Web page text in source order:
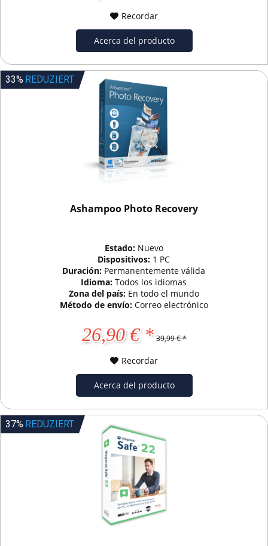
Recordar
Acerca del producto
33% REDUZIERT
Ashampoo Photo Recovery
Estado: Nuevo
Dispositivos: 1 PC
Duración: Permanentemente válida
Idioma:Todos los idiomas
Zona del país: En todo el mundo
Método de envío: Correo electrónico
26,90 € * 39,99 € *
Recordar
Acerca del producto
37% REDUZIERT